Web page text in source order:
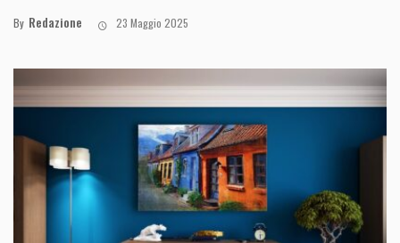
By Redazione 23 Maggio 2025